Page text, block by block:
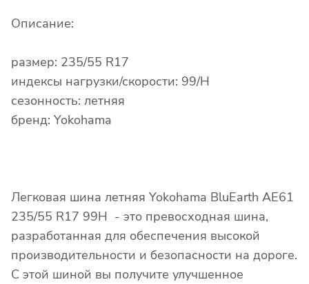
Описание:
размер: 235/55 R17
индексы нагрузки/скорости: 99/H
сезонность: летняя
бренд: Yokohama
Легковая шина летняя Yokohama BluEarth AE61
235/55 R17 99H - это превосходная шина,
разработанная для обеспечения высокой
производительности и безопасности на дороге.
С этой шиной вы получите улучшенное